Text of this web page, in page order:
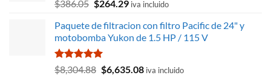
Valorado
con
de 5
$386.05 El
original
era:
$386.05.
$264.29El
actual
es:
iva incluido
Paquete de filtracion con filtro Pacific de 24" y
motobomba Yukon de 1.5 HP / 115 V
Valorado
$8,304.88 El
$6,635.08Eliva incluido